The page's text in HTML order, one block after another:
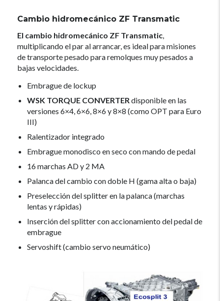
Cambio hidromecánico ZF Transmatic
El cambio hidromecánico ZF Transmatic,
multiplicando el par al arrancar, es ideal para misiones
de transporte pesado para remolques muy pesados a
bajas velocidades.
Embrague de lockup
WSK TORQUE CONVERTERdisponible en las
versiones 6×4, 6×6, 8×6 y 8×8 (como OPT para Euro
III)
Ralentizador integrado
Embrague monodisco en seco con mando de pedal
16 marchas AD y 2 MA
Palanca del cambio con doble H (gama alta o baja)
Preselección del splitter en la palanca (marchas
lentas y rápidas)
Inserción del splitter con accionamiento del pedal de
embrague
Servoshift (cambio servo neumático)